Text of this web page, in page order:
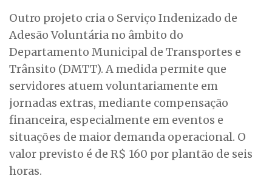
Outro projeto cria o Serviço Indenizado de
Adesão Voluntária no âmbito do
Departamento Municipal de Transportes e
Trânsito (DMTT). A medida permite que
servidores atuem voluntariamente em
jornadas extras, mediante compensação
financeira, especialmente em eventos e
situações de maior demanda operacional. O
valor previsto é de R$ 160 por plantão de seis
horas.